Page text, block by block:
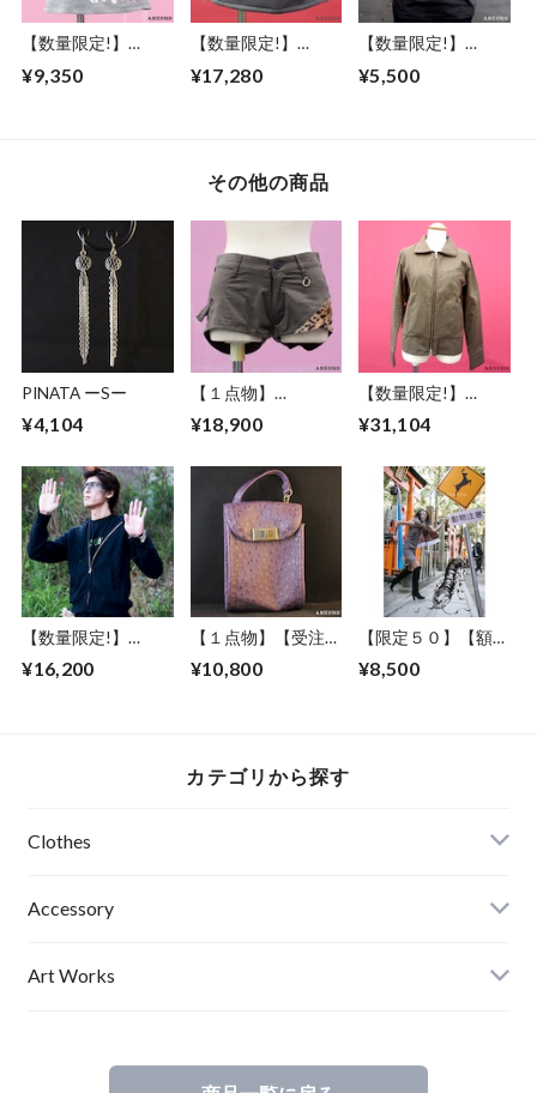
【数量限定!】
レディース フリー
¥9,350
【数量限定!】
スリット ジップ サ
SYURIKEN（下G）
¥17,280
【数量限定!】
ックＴシャツ メン
¥5,500
その他の商品
PINATA ーSー
¥4,104
【１点物】
ABSURD ショート
パンツ レディース
可能 アブサード
FLASH BACK（豹）
¥18,900
【数量限定!】
ABSURD ブルゾン
カーキ KHAKI レデ
サード THUNDR
BOLT（K）
¥31,104
【数量限定!】
ABSURD パーカー
前開き 龍 ガンメタ
¥16,200
【１点物】【受注制
作】 ABSURD オー
ダーメイド ポーチ
ープ アブサード
¥10,800
【限定５０】【額セ
ット】ABSURD ア
ートポスター
¥8,500
カテゴリから探す
Clothes
Mens
Ladies
Accessory
Art Works